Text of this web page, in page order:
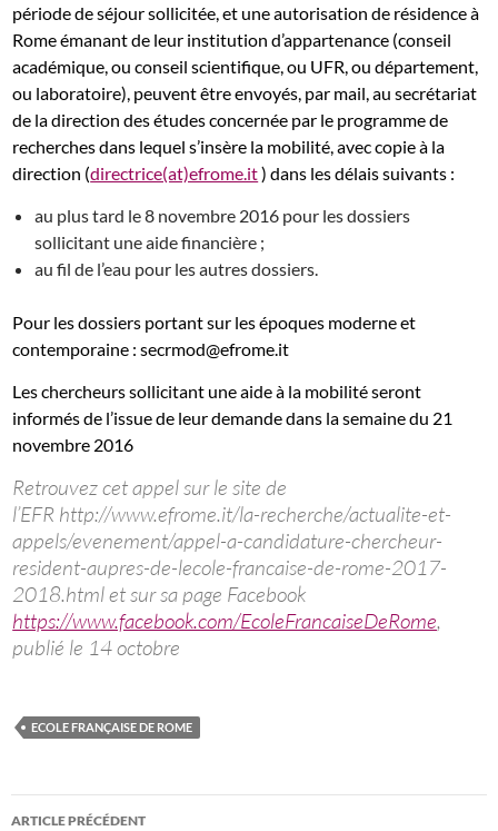
période de séjour sollicitée, et une autorisation de résidence à
Rome émanant de leur institution d’appartenance (conseil
académique, ou conseil scientifique, ou UFR, ou département,
ou laboratoire), peuvent être envoyés, par mail, au secrétariat
de la direction des études concernée par le programme de
recherches dans lequel s’insère la mobilité, avec copie à la
direction (directrice(at)efrome.it) dans les délais suivants :
au plus tard le 8 novembre 2016 pour les dossiers
sollicitant une aide financière ;
au fil de l’eau pour les autres dossiers.
Pour les dossiers portant sur les époques moderne et
contemporaine : secrmod@efrome.it
Les chercheurs sollicitant une aide à la mobilité seront
informés de l’issue de leur demande dans la semaine du 21
novembre 2016
Retrouvez cet appel sur le site de
l’EFR http://www.efrome.it/la-recherche/actualite-et-
appels/evenement/appel-a-candidature-chercheur-
resident-aupres-de-lecole-francaise-de-rome-2017-
2018.html et sur sa page Facebook
https://www.facebook.com/EcoleFrancaiseDeRome,
publié le 14 octobre
ECOLE FRANÇAISE DE ROME
Navigation
ARTICLE PRÉCÉDENT